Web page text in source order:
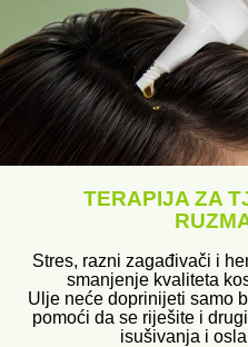
TERAPIJA ZA
Stres, razni zagađivači i
smanjenje kvaliteta
Ulje neće doprinijeti samo
pomoći da se riješite i
isušivanja i